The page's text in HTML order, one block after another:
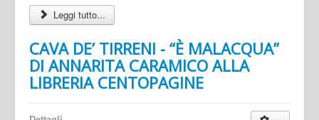
Leggi tutto...
CAVA DE’ TIRRENI - “È MALACQUA”
DI ANNARITA CARAMICO ALLA
LIBRERIA CENTOPAGINE